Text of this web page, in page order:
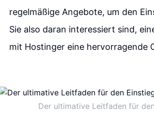
regelmäßige Angebote, um den
Sie also daran interessiert sind,
mit Hostinger eine hervorragende
Der ultimative Leitfaden für